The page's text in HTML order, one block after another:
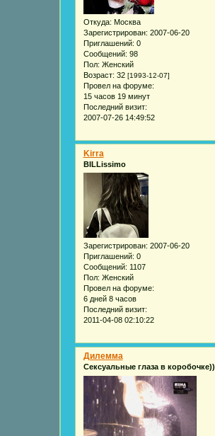
Откуда: Москва
Зарегистрирован: 2007-06-20
Приглашений: 0
Сообщений: 98
Пол: Женский
Возраст: 32 [1993-12-07]
Провел на форуме:
15 часов 19 минут
Последний визит:
2007-07-26 14:49:52
Kirra
BILLissimo
Зарегистрирован: 2007-06-20
Приглашений: 0
Сообщений: 1107
Пол: Женский
Провел на форуме:
6 дней 8 часов
Последний визит:
2011-04-08 02:10:22
Дилемма
Сексуальные глаза в коробочке))